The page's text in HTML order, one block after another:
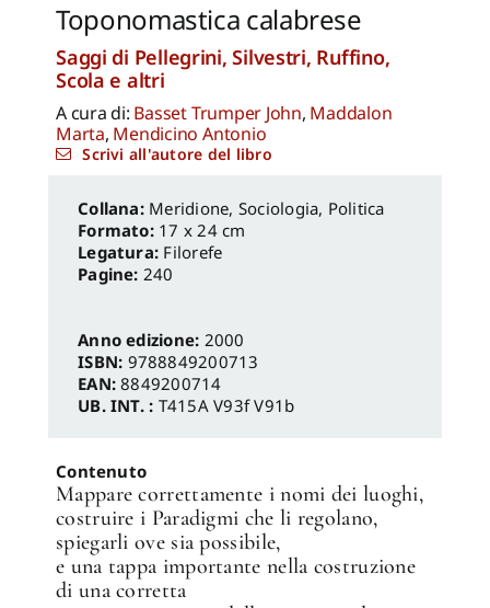
Toponomastica calabrese
Saggi di Pellegrini, Silvestri, Ruffino,
Scola e altri
A cura di: Basset Trumper John, Maddalon
Marta, Mendicino Antonio
Scrivi all'autore del libro
Meridione, Sociologia, Politica
Formato: 17 x 24 cm
Legatura: Filorefe
Pagine: 240
Anno edizione: 2000
ISBN: 9788849200713
EAN:8849200714
UB. INT. : T415A V93f V91b
Contenuto
Mappare correttamente i nomi dei luoghi,
costruire i Paradigmi che li regolano,
spiegarli ove sia possibile,
e una tappa importante nella costruzione
di una corretta